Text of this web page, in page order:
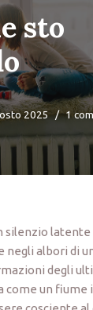
sto
2025
1
silenzio
negli albori di
degli
come un fiume